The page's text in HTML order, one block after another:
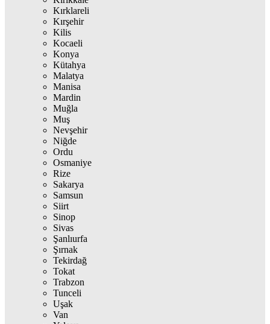
Kırklareli
Kırşehir
Kilis
Kocaeli
Konya
Kütahya
Malatya
Manisa
Mardin
Muğla
Muş
Nevşehir
Niğde
Ordu
Osmaniye
Rize
Sakarya
Samsun
Siirt
Sinop
Sivas
Şanlıurfa
Şırnak
Tekirdağ
Tokat
Trabzon
Tunceli
Uşak
Van